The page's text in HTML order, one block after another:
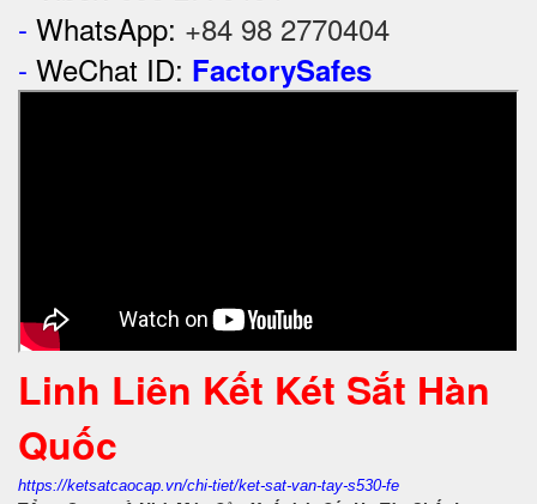
- WhatsApp: +84 98 2770404
- WeChat ID: FactorySafes
Linh Liên Kết Két Sắt Hàn
Quốc
https://ketsatcaocap.vn/chi-tiet/ket-sat-van-tay-s530-fe